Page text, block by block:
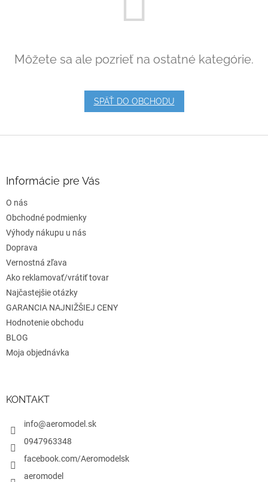
Môžete sa ale pozrieť na ostatné kategórie.
SPÄŤ DO OBCHODU
e
Informácie pre Vás
O nás
Obchodné podmienky
Výhody nákupu u nás
Doprava
Vernostná zľava
Ako reklamovať/vrátiť tovar
Najčastejšie otázky
GARANCIA NAJNIŽŠIEJ CENY
Hodnotenie obchodu
BLOG
Moja objednávka
KONTAKT
info@aeromodel.sk
0947963348
facebook.com/Aeromodelsk
aeromodel